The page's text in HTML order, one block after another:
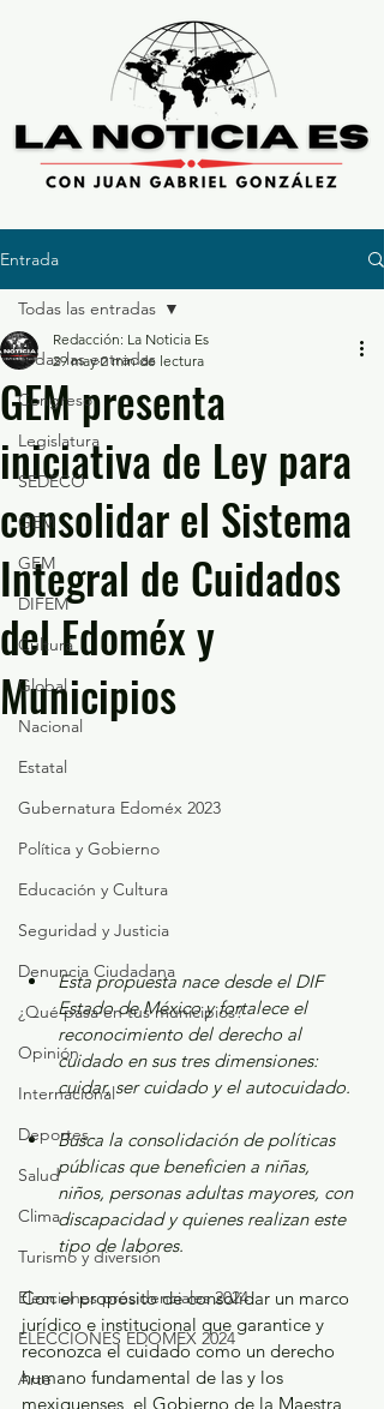
Entrada
Todas las entradas
Congreso
Legislatura
SEDECO
GEM
GEM
DIFEM
Cultura
Global
Nacional
Estatal
Gubernatura Edoméx 2023
Política y Gobierno
Educación y Cultura
Seguridad y Justicia
Denuncia Ciudadana
¿Qué pasa en tus municipios?
Opinión
Internacional
Deportes
Salud
Clima
Turismo y diversión
Elecciones presidenciales 2024
ELECCIONES EDOMEX 2024
Arte
Todas las entradas
GEM presenta
iniciativa de Ley para
consolidar el Sistema
Integral de Cuidados
del Edoméx y
Municipios
Redacción: La Noticia Es
29 may 2 min de lectura
Esta propuesta nace desde el DIF
Estado de México y fortalece el
reconocimiento del derecho al
cuidado en sus tres dimensiones:
cuidar, ser cuidado y el autocuidado.
Busca la consolidación de políticas
públicas que beneficien a niñas,
niños, personas adultas mayores, con
discapacidad y quienes realizan este
tipo de labores.
Con el propósito de consolidar un marco
jurídico e institucional que garantice y
reconozca el cuidado como un derecho
humano fundamental de las y los
mexiquenses, el Gobierno de la Maestra